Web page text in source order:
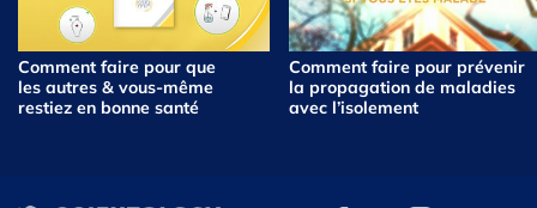
Comment faire pour que
les autres & vous‑même
restiez en bonne santé
Comment faire pour prévenir
la propagation de maladies
avec l’isolement